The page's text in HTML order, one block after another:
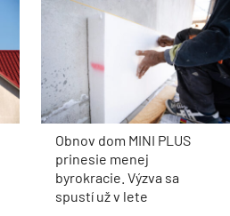
Obnov dom MINI PLUS
prinesie menej
byrokracie. Výzva sa
spustí už v lete